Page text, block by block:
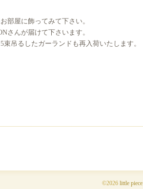
部屋に飾ってみて下さい。
さんが届けて下さいます。
吊るしたガーランドも再入荷いたします。
©2026 little piece